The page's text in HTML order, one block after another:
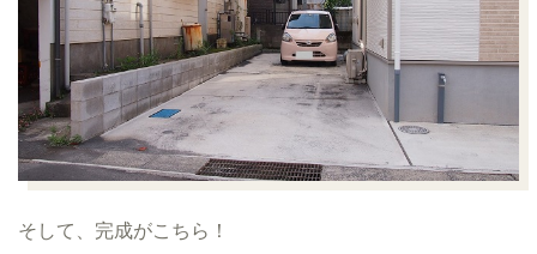
そして、完成がこちら！